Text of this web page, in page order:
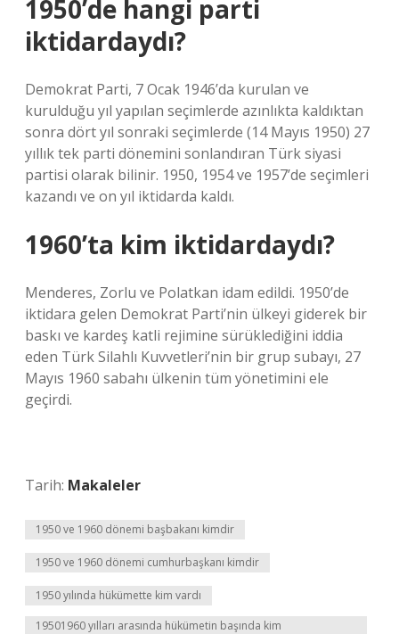
1950’de hangi parti
iktidardaydı?
Demokrat Parti, 7 Ocak 1946’da kurulan ve
kurulduğu yıl yapılan seçimlerde azınlıkta kaldıktan
sonra dört yıl sonraki seçimlerde (14 Mayıs 1950) 27
yıllık tek parti dönemini sonlandıran Türk siyasi
partisi olarak bilinir. 1950, 1954 ve 1957’de seçimleri
kazandı ve on yıl iktidarda kaldı.
1960’ta kim iktidardaydı?
Menderes, Zorlu ve Polatkan idam edildi. 1950’de
iktidara gelen Demokrat Parti’nin ülkeyi giderek bir
baskı ve kardeş katli rejimine sürüklediğini iddia
eden Türk Silahlı Kuvvetleri’nin bir grup subayı, 27
Mayıs 1960 sabahı ülkenin tüm yönetimini ele
geçirdi.
Tarih: Makaleler
1950 ve 1960 dönemi başbakanı kimdir
1950 ve 1960 dönemi cumhurbaşkanı kimdir
1950 yılında hükümette kim vardı
19501960 yılları arasında hükümetin başında kim